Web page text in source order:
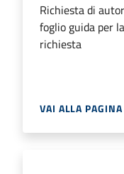
Richiesta di
foglio guida per
richiesta
VAI ALLA PAGINA